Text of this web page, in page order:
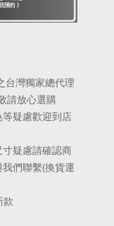
台灣獨家總代理
請放心選購
疑慮歡迎到店
疑慮請確認商
們聯繫(換貨運
款